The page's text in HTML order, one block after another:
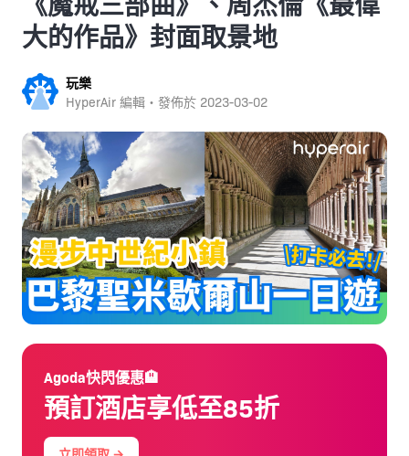
大的作品》封面取景地
玩樂
HyperAir 編輯・發佈於 2023-03-02
Agoda快閃優惠🏨
預訂酒店享低至85折